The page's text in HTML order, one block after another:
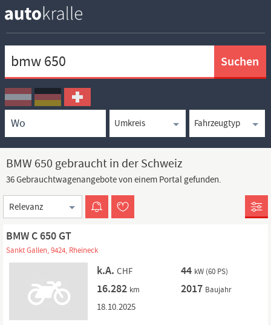
Ortssuche
Umkreissuche
Typsuche
BMW 650 gebraucht in der Schweiz
36 Gebrauchtwagenangebote von einem Portal gefunden.
Sortierung
BMW C 650 GT
Sankt Gallen, 9424, Rheineck
k.A. CHF 44 kW (60 PS)
16.282 km 2017 Baujahr
18.10.2025